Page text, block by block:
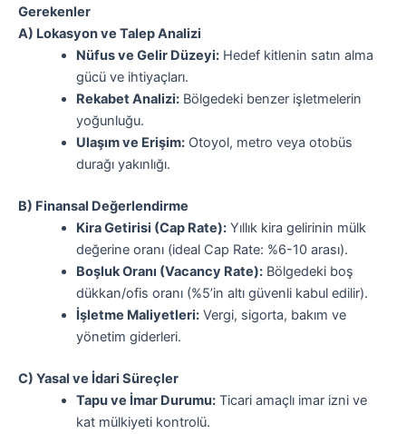
Gerekenler
A) Lokasyon ve Talep Analizi
Nüfus ve Gelir Düzeyi:Hedef kitlenin satın alma
gücü ve ihtiyaçları.
Rekabet Analizi:Bölgedeki benzer işletmelerin
yoğunluğu.
Ulaşım ve Erişim:Otoyol, metro veya otobüs
durağı yakınlığı.
B) Finansal Değerlendirme
Kira Getirisi (Cap Rate):Yıllık kira gelirinin mülk
değerine oranı (ideal Cap Rate: %6-10 arası).
Boşluk Oranı (Vacancy Rate):Bölgedeki boş
dükkan/ofis oranı (%5’in altı güvenli kabul edilir).
İşletme Maliyetleri:Vergi, sigorta, bakım ve
yönetim giderleri.
C) Yasal ve İdari Süreçler
Tapu ve İmar Durumu:Ticari amaçlı imar izni ve
kat mülkiyeti kontrolü.